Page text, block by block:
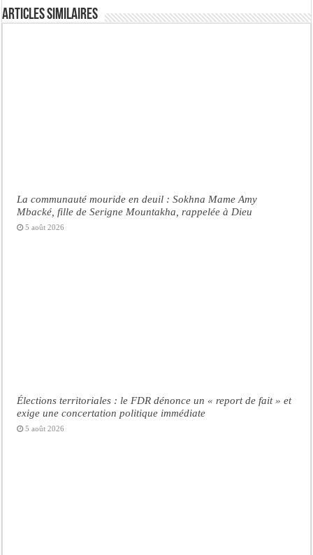
Articles similaires
La communauté mouride en deuil : Sokhna Mame Amy
Mbacké, fille de Serigne Mountakha, rappelée à Dieu
5 août 2026
Élections territoriales : le FDR dénonce un « report de fait » et
exige une concertation politique immédiate
5 août 2026